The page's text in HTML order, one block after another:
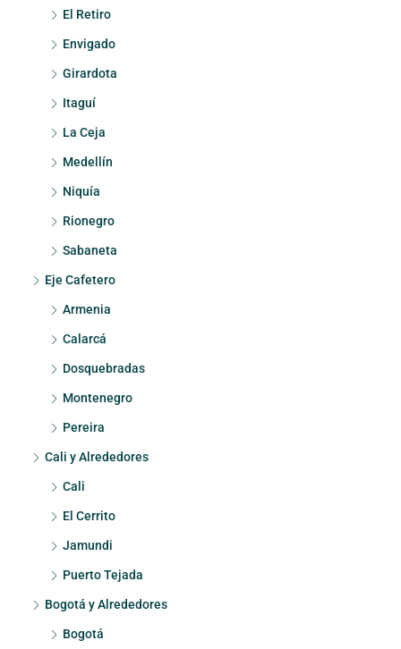
El Retiro
Envigado
Girardota
Itaguí
La Ceja
Medellín
Niquía
Rionegro
Sabaneta
Eje Cafetero
Armenia
Calarcá
Dosquebradas
Montenegro
Pereira
Cali y Alrededores
Cali
El Cerrito
Jamundi
Puerto Tejada
Bogotá y Alrededores
Bogotá